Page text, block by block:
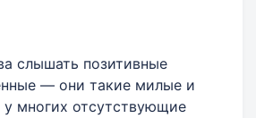
слышать позитивные
— они такие милые и
у многих отсутствующие